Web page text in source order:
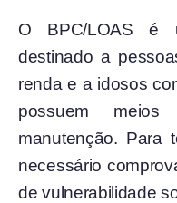
O BPC/LOAS é
destinado a
renda e a idosos
possuem
manutenção. Para
necessário
de vulnerabilidade